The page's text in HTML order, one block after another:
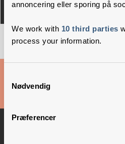
annoncering eller sporing på
We work with 10 third parties
process your information.
Nødvendig
Præferencer